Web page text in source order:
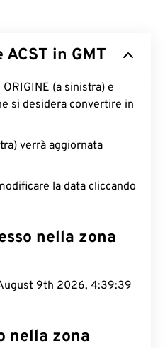
in GMT
(a sinistra) e
si desidera convertire in
verrà aggiornata
la data cliccando
nella zona
9th 2026, 4:39:39
nella zona